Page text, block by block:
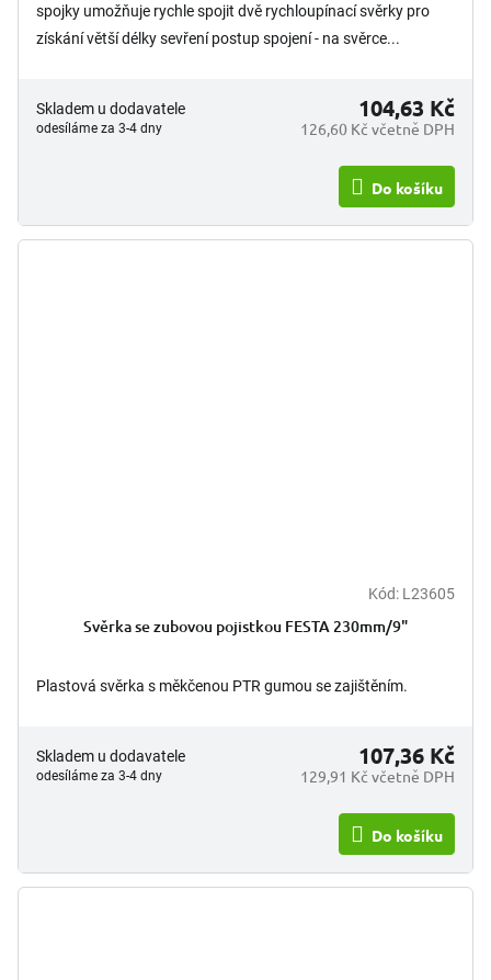
spojky umožňuje rychle spojit dvě rychloupínací svěrky pro
získání větší délky sevření postup spojení - na svěrce...
Skladem u dodavatele
odesíláme za 3-4 dny 126,60 Kč včetně DPH
104,63 Kč
Do košíku
Kód: L23605
Svěrka se zubovou pojistkou FESTA 230mm/9"
Plastová svěrka s měkčenou PTR gumou se zajištěním.
Skladem u dodavatele
odesíláme za 3-4 dny 129,91 Kč včetně DPH
107,36 Kč
Do košíku